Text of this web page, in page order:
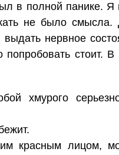
в полной панике. Я
не было смысла.
нервное
стоит.
хмурого
красным лицом,